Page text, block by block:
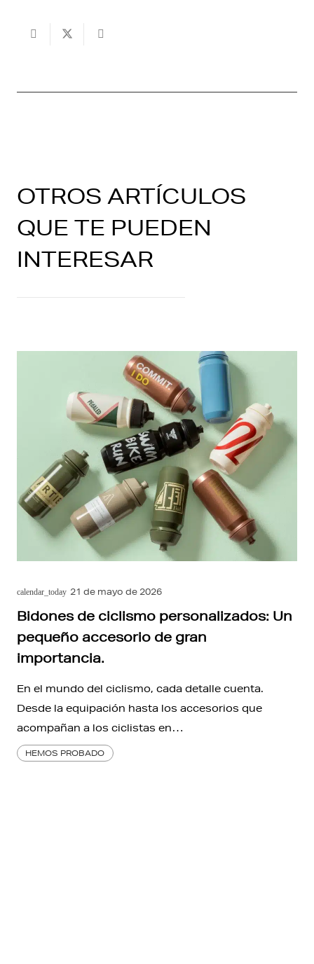
OTROS ARTÍCULOS
QUE TE PUEDEN
INTERESAR
calendar_today 21 de mayo de 2026
Bidones de ciclismo personalizados: Un
pequeño accesorio de gran
importancia.
En el mundo del ciclismo, cada detalle cuenta.
Desde la equipación hasta los accesorios que
acompañan a los ciclistas en…
HEMOS PROBADO